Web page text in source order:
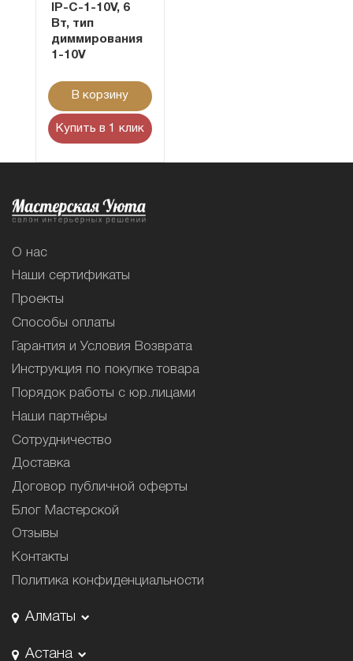
IP-C-1-10V, 6
Вт, тип
диммирования
1-10V
В корзину
Купить в 1 клик
О нас
Наши сертификаты
Проекты
Способы оплаты
Гарантия и Условия Возврата
Инструкция по покупке товара
Порядок работы с юр.лицами
Наши партнёры
Сотрудничество
Доставка
Договор публичной оферты
Блог Мастерской
Отзывы
Контакты
Политика конфиденциальности
Алматы
Астана